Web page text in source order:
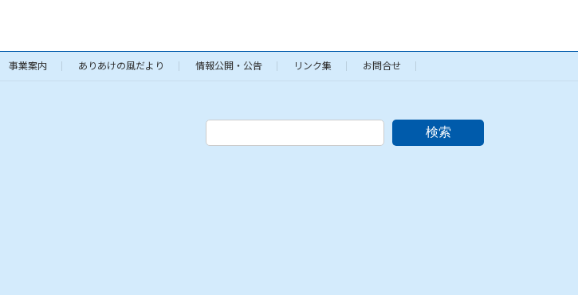
事業案内 ありあけの風だより 情報公開・公告 リンク集 お問合せ
検索